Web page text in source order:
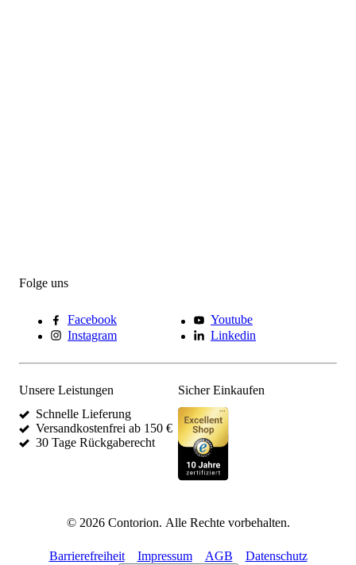
Folge uns
Facebook
Youtube
Instagram
Linkedin
Unsere Leistungen
Schnelle Lieferung
Versandkostenfrei ab 150 €
30 Tage Rückgaberecht
Sicher Einkaufen
© 2026Contorion. Alle Rechte vorbehalten.
Barrierefreiheit Impressum AGB Datenschutz